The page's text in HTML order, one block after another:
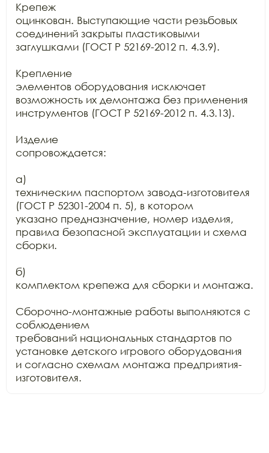
Крепеж
оцинкован. Выступающие части резьбовых
соединений закрыты пластиковыми
заглушками (ГОСТ Р 52169-2012 п. 4.3.9).
Крепление
элементов оборудования исключает
возможность их демонтажа без применения
инструментов (ГОСТ Р 52169-2012 п. 4.3.13).
Изделие
сопровождается:
а)
техническим паспортом завода-изготовителя
(ГОСТ Р 52301-2004 п. 5), в котором
указано предназначение, номер изделия,
правила безопасной эксплуатации и схема
сборки.
б)
комплектом крепежа для сборки и монтажа.
Сборочно-монтажные работы выполняются с
соблюдением
требований национальных стандартов по
установке детского игрового оборудования
и согласно схемам монтажа предприятия-
изготовителя.